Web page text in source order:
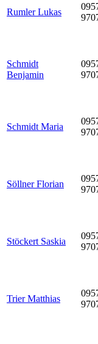
Rumler Lukas
Schmidt
Benjamin
Schmidt Maria
Söllner Florian
Stöckert Saskia
Trier Matthias